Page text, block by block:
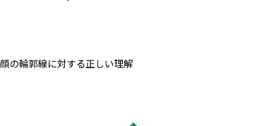
顔の輪郭線に対する正しい理解